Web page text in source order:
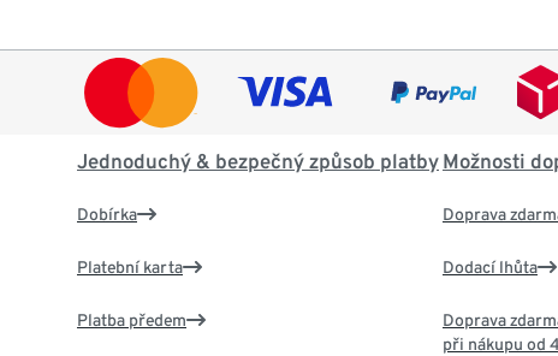
Jednoduchý & bezpečný způsob platby
Dobírka
Platební karta
Platba předem
Možnosti
Doprava
Dodací lhůta
Doprava
při nákupu od